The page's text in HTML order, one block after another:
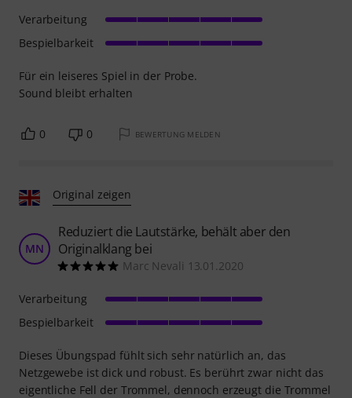
Für ein leiseres Spiel in der Probe.
Sound bleibt erhalten
Verarbeitung
Bespielbarkeit
0 0 BEWERTUNG MELDEN
Original zeigen
MN
Reduziert die Lautstärke, behält aber den
Originalklang bei
Marc Nevali 13.01.2020
Dieses Übungspad fühlt sich sehr natürlich an, das
Netzgewebe ist dick und robust. Es berührt zwar nicht das
eigentliche Fell der Trommel, dennoch erzeugt die Trommel
Verarbeitung
Bespielbarkeit